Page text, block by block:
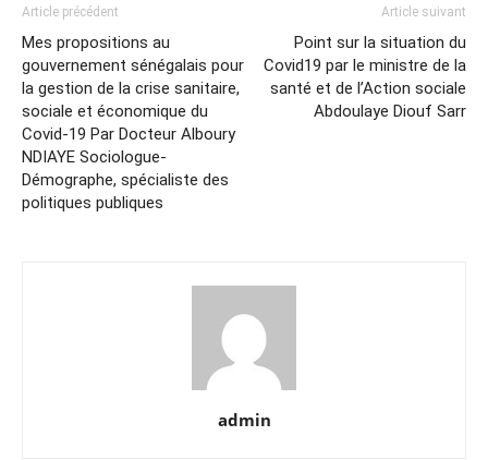
Article précédent
Mes propositions au
gouvernement sénégalais pour
la gestion de la crise sanitaire,
sociale et économique du
Covid-19 Par Docteur Alboury
NDIAYE Sociologue-
Démographe, spécialiste des
politiques publiques
Article suivant
Point sur la situation du
Covid19 par le ministre de la
santé et de l’Action sociale
Abdoulaye Diouf Sarr
admin